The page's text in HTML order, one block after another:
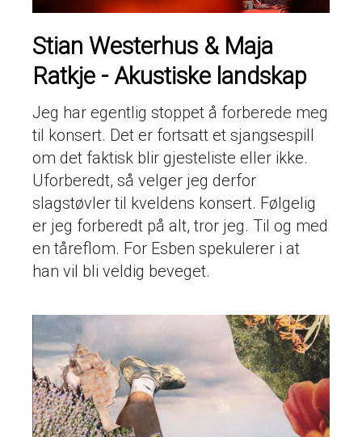
Stian Westerhus & Maja
Ratkje - Akustiske landskap
Jeg har egentlig stoppet å forberede meg
til konsert. Det er fortsatt et sjangsespill
om det faktisk blir gjesteliste eller ikke.
Uforberedt, så velger jeg derfor
slagstøvler til kveldens konsert. Følgelig
er jeg forberedt på alt, tror jeg. Til og med
en tåreflom. For Esben spekulerer i at
han vil bli veldig beveget.